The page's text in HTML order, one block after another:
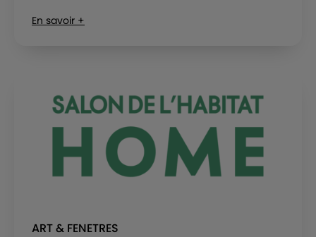
En savoir +
ART & FENETRES